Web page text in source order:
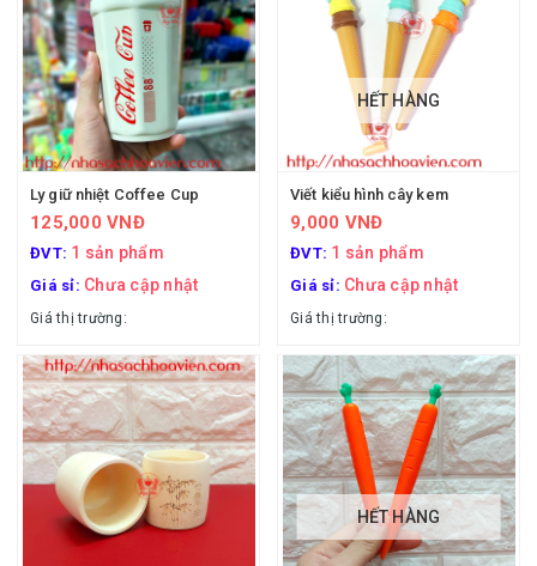
Ly giữ nhiệt Coffee Cup
125,000 VNĐ
ĐVT: 1 sản phẩm
Giá sỉ: Chưa cập nhật
Giá thị trường:
HẾT HÀNG
Viết kiểu hình cây kem
9,000 VNĐ
ĐVT: 1 sản phẩm
Giá sỉ: Chưa cập nhật
Giá thị trường:
HẾT HÀNG